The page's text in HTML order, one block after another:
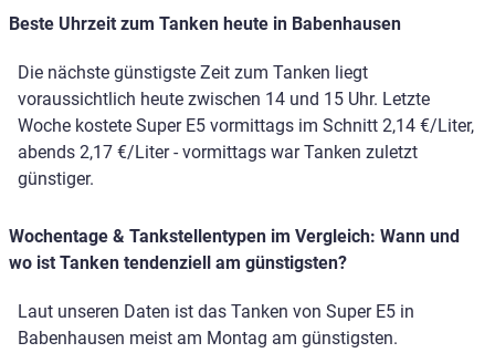
Beste Uhrzeit zum Tanken heute in Babenhausen
Die nächste günstigste Zeit zum Tanken liegt
voraussichtlich heute zwischen 14 und 15 Uhr. Letzte
Woche kostete Super E5 vormittags im Schnitt 2,14 €/Liter,
abends 2,17 €/Liter - vormittags war Tanken zuletzt
günstiger.
Wochentage & Tankstellentypen im Vergleich: Wann und
wo ist Tanken tendenziell am günstigsten?
Laut unseren Daten ist das Tanken von Super E5 in
Babenhausen meist am Montag am günstigsten.